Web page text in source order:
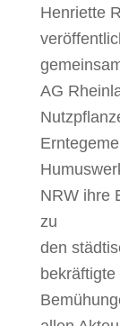
Henriette
AG
NRW ihre
zu
den